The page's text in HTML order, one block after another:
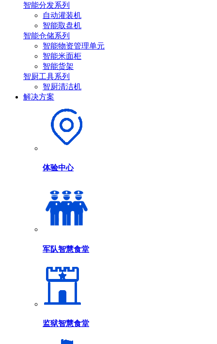
智能分发系列
自动灌装机
智能取盘机
智能仓储系列
智能物资管理单元
智能米面柜
智能货架
智厨工具系列
智厨清洁机
解决方案
体验中心
军队智慧食堂
监狱智慧食堂